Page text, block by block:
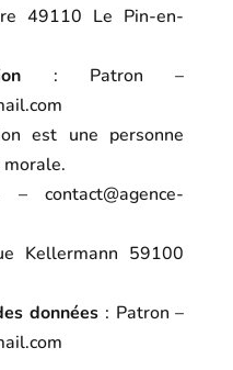
49110 Le Pin-en-
: Patron –
est une personne
morale.
contact@agence-
59100
données : Patron –